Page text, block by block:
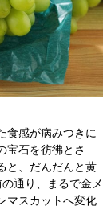
食感が病みつきに
宝石を彷彿とさ
と、だんだんと黄
通り、まるで金メ
マスカットへ変化